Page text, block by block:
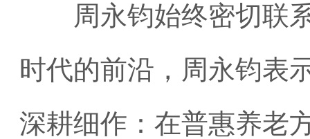
周永钧始终密切联系
时代的前沿，周永钧表
深耕细作：在普惠养老